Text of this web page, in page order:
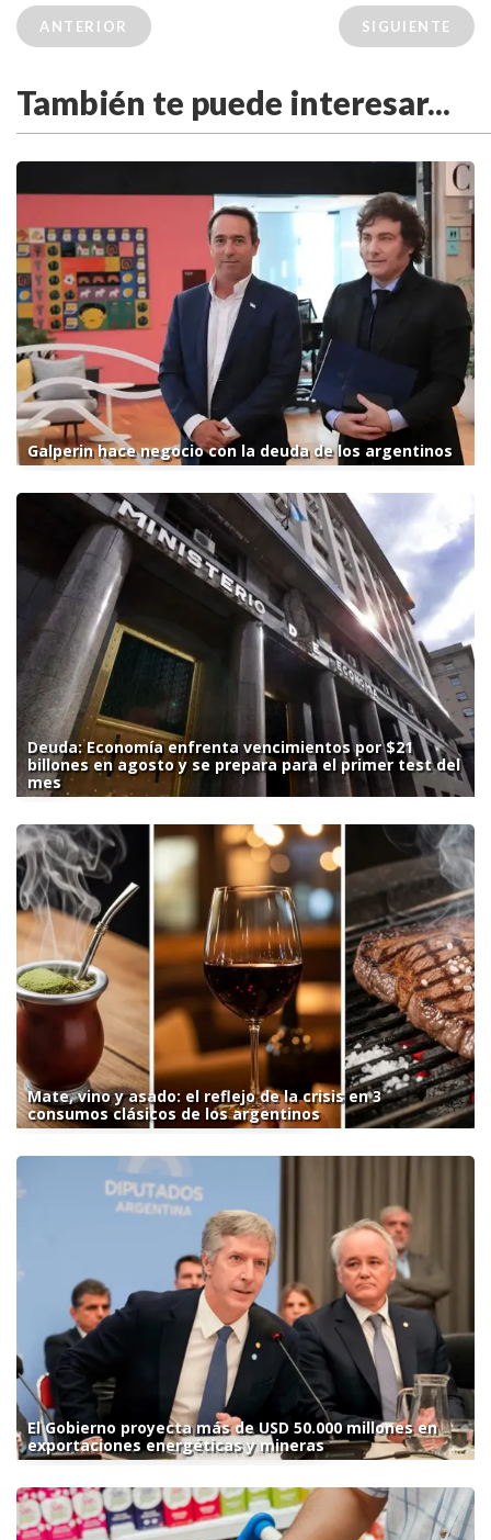
ANTERIOR SIGUIENTE
También te puede interesar...
Galperin hace negocio con la deuda de los argentinos
Deuda: Economía enfrenta vencimientos por $21
billones en agosto y se prepara para el primer test del
mes
Mate, vino y asado: el reflejo de la crisis en 3
consumos clásicos de los argentinos
El Gobierno proyecta más de USD 50.000 millones en
exportaciones energéticas y mineras